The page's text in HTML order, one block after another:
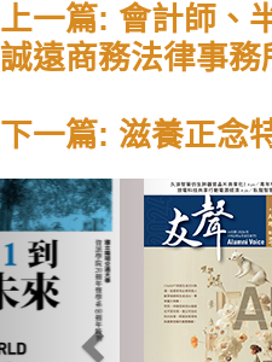
上一篇: 會計師、
誠遠商務法律事
下一篇: 滋養正
Previous